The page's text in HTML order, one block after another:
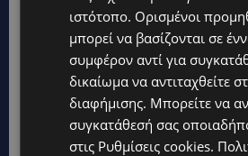
UPDATES
ΑΓΙΟΣ ΙΩΑΝΝΗΣ ΠΙΤΣΙΛΙΑΣ: Ξανανοίγει
Μια ανάσα δροσιάς για κατοίκους και
LIFESTYLE
ΕΛΕΝΑ ΠΑΠΑΔΟΠΟΥΛΟΥ: Από τη σκηνή
ΘΟΚ – «Μεγάλη τιμή και μεγάλη
ιστότοπο. Ορισμένοι
μπορεί να βασίζονται σε
συμφέρον αντί για
δικαίωμα να αντιταχθείτε
διαφήμισης. Μπορείτε να
συγκατάθεσή σας
στις Ρυθμίσεις cookies.